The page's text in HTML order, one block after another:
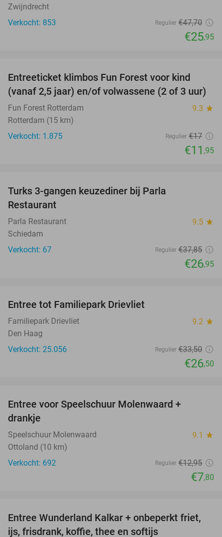
Zwijndrecht
Verkocht: 853
Regulier €47,70
€25,95
Entreeticket klimbos Fun Forest voor kind
(vanaf 2,5 jaar) en/of volwassene (2 of 3 uur)
Fun Forest Rotterdam 9.3 star
Rotterdam (15 km)
Verkocht: 1.875
Regulier €17
€11 ,95
Turks 3-gangen keuzediner bij Parla
Restaurant
Parla Restaurant 9.5 star
Schiedam
Verkocht: 67
Regulier €37,85
€26,95
Entree tot Familiepark Drievliet
Familiepark Drievliet 9.2 star
Den Haag
Verkocht: 25.056
Regulier €33,50
€26,50
Entree voor Speelschuur Molenwaard +
drankje
Speelschuur Molenwaard 9.1 star
Ottoland (10 km)
Verkocht: 692
Regulier €12,95
€7,80
32%
Entree Wunderland Kalkar + onbeperkt friet,
ijs, frisdrank, koffie, thee en softijs